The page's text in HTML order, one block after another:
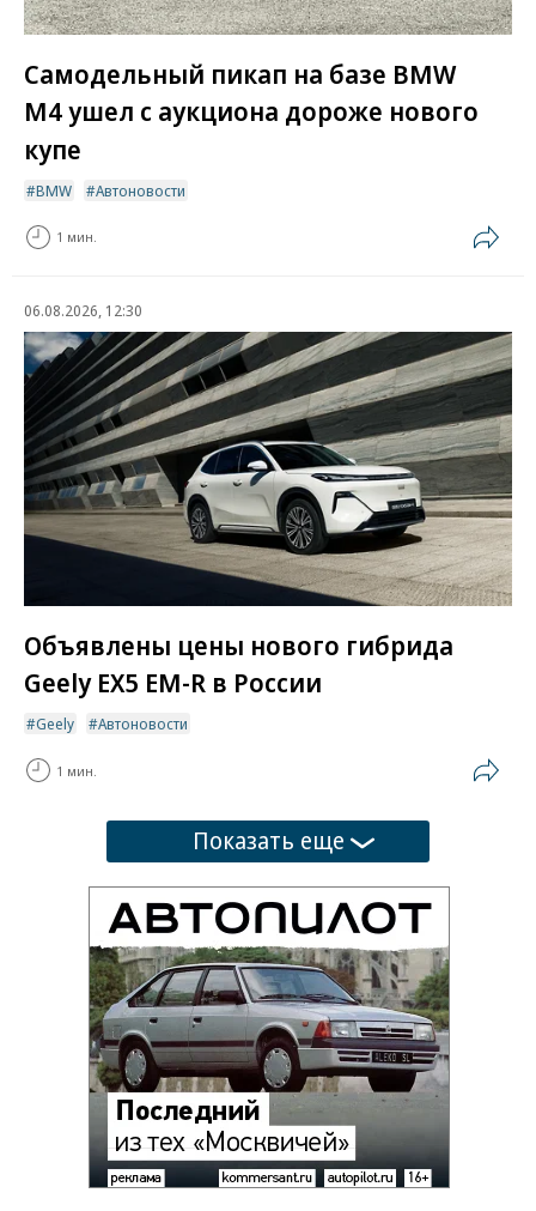
Самодельный пикап на базе BMW
M4 ушел с аукциона дороже нового
купе
BMW Автоновости
1 мин.
06.08.2026, 12:30
Объявлены цены нового гибрида
Geely EX5 EM-R в России
Geely Автоновости
1 мин.
Показать еще